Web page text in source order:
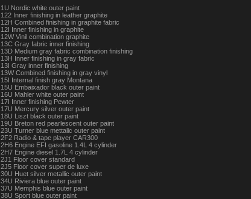
1U Nordic white outer paint
122 Inner finishing in leather graphite
12H Combined finishing in graphite fabric
12I Inner finishing in graphite
12W Vinil combination graphite
13C Gray fabric inner finishing
13D Medium gray fabric combination finishing
13H Inner finishing in gray fabric
13I Gray inner finishing
13W Combined finishing in gray vinyl
15I Internal finish gray Montana
15U Embaixador black outer paint
16U Mahler white outer paint
17I Inner finishing Pewter
17U Mercury silver outer paint
18U Liszt black outer paint
19U Breton red pearlescent outer paint
23U Turner blue mettalic outer paint
2F2 Radio & tape player CAR300
2H6 Engine EFI gasoline 1.4L 4 cylinder
2H7 Engine diesel 1.7L 4 cylinder
2J1 Floor cover standard
2J5 Floor cover super de luxe
30U Huet silver metallic outer paint
34U Riviera blue outer paint
37U Memphis blue outer paint
38U Sport blue outer paint